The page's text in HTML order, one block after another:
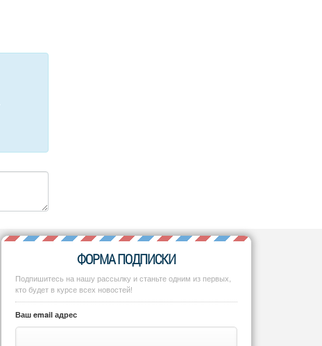
ФОРМА ПОДПИСКИ
Подпишитесь на нашу рассылку и станьте одним из первых,
кто будет в курсе всех новостей!
Ваш email адрес